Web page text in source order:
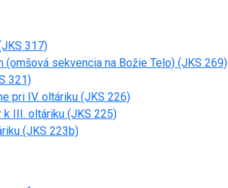
317)
(omšová sekvencia na Božie Telo) (JKS 269)
321)
pri IV. oltáriku (JKS 226)
k III. oltáriku (JKS 225)
(JKS 223b)